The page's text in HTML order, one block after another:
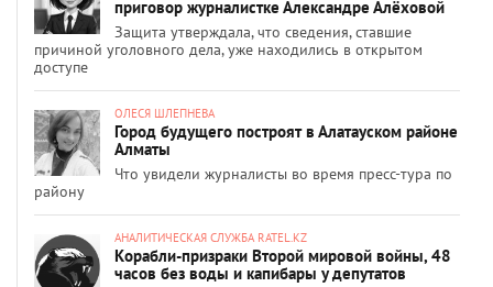
приговор журналистке Александре Алёховой
Защита утверждала, что сведения, ставшие
причиной уголовного дела, уже находились в открытом
доступе
ОЛЕСЯ ШЛЕПНЕВА
Город будущего построят в Алатауском районе
Алматы
Что увидели журналисты во время пресс-тура по
району
АНАЛИТИЧЕСКАЯ СЛУЖБА RATEL.KZ
Корабли-призраки Второй мировой войны, 48
часов без воды и капибары у депутатов